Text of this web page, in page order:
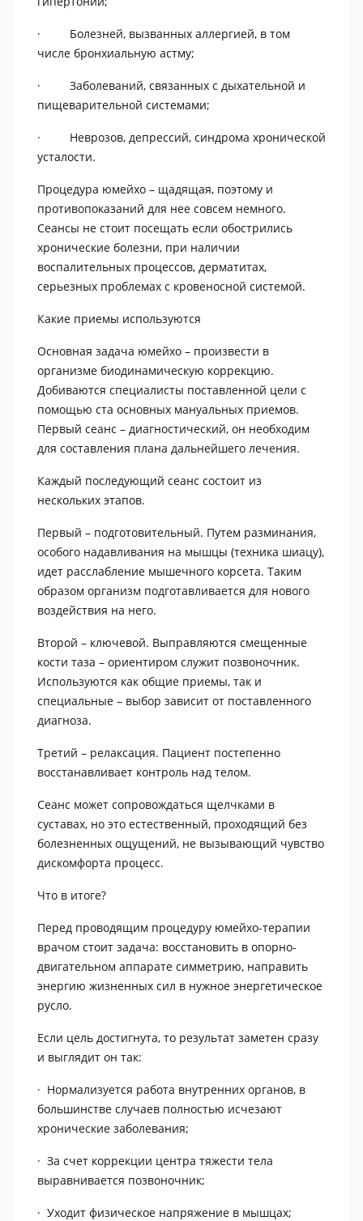
· Болезней, вызванных аллергией, в том
числе бронхиальную астму;
· Заболеваний, связанных с дыхательной и
пищеварительной системами;
· Неврозов, депрессий, синдрома хронической
усталости.
Процедура юмейхо – щадящая, поэтому и
противопоказаний для нее совсем немного.
Сеансы не стоит посещать если обострились
хронические болезни, при наличии
воспалительных процессов, дерматитах,
серьезных проблемах с кровеносной системой.
Какие приемы используются
Основная задача юмейхо – произвести в
организме биодинамическую коррекцию.
Добиваются специалисты поставленной цели с
помощью ста основных мануальных приемов.
Первый сеанс – диагностический, он необходим
для составления плана дальнейшего лечения.
Каждый последующий сеанс состоит из
нескольких этапов.
Первый – подготовительный. Путем разминания,
особого надавливания на мышцы (техника шиацу),
идет расслабление мышечного корсета. Таким
образом организм подготавливается для нового
воздействия на него.
Второй – ключевой. Выправляются смещенные
кости таза – ориентиром служит позвоночник.
Используются как общие приемы, так и
специальные – выбор зависит от поставленного
диагноза.
Третий – релаксация. Пациент постепенно
восстанавливает контроль над телом.
Сеанс может сопровождаться щелчками в
суставах, но это естественный, проходящий без
болезненных ощущений, не вызывающий чувство
дискомфорта процесс.
Что в итоге?
Перед проводящим процедуру юмейхо-терапии
врачом стоит задача: восстановить в опорно-
двигательном аппарате симметрию, направить
энергию жизненных сил в нужное энергетическое
русло.
Если цель достигнута, то результат заметен сразу
и выглядит он так:
· Нормализуется работа внутренних органов, в
большинстве случаев полностью исчезают
хронические заболевания;
· За счет коррекции центра тяжести тела
выравнивается позвоночник;
· Уходит физическое напряжение в мышцах;